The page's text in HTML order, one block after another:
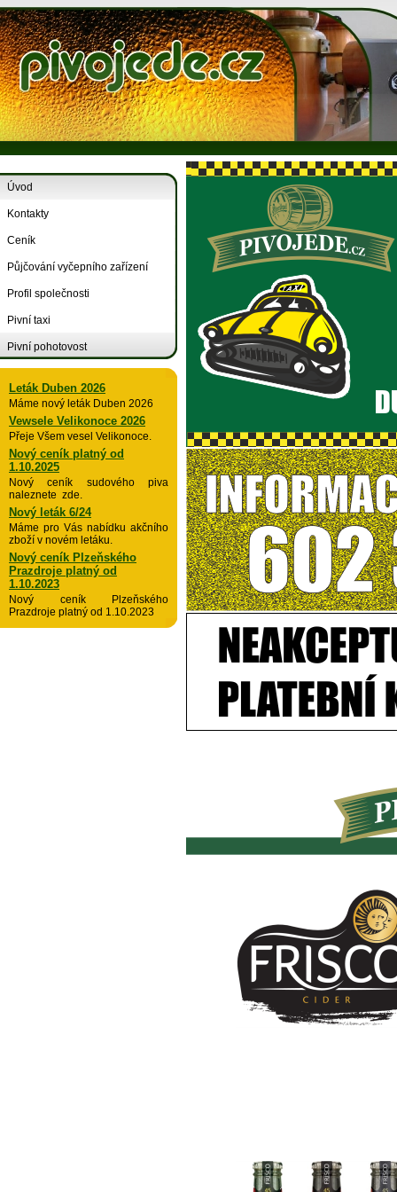
Úvod
Kontakty
Ceník
Půjčování vyčepního zařízení
Profil společnosti
Pivní taxi
Pivní pohotovost
Leták Duben 2026
Máme nový leták Duben 2026
Vewsele Velikonoce 2026
Přeje Všem vesel Velikonoce.
Nový ceník platný od
1.10.2025
Nový ceník sudového piva
naleznete zde.
Nový leták 6/24
Máme pro Vás nabídku akčního
zboží v novém letáku.
Nový ceník Plzeňského
Prazdroje platný od
1.10.2023
Nový ceník Plzeňského
Prazdroje platný od 1.10.2023